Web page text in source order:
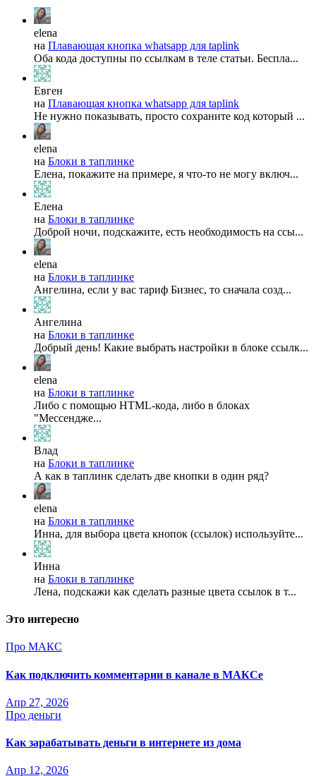
elena
на Плавающая кнопка whatsapp для taplink
Оба кода доступны по ссылкам в теле статьи. Беспла...
Евген
на Плавающая кнопка whatsapp для taplink
Не нужно показывать, просто сохраните код который ...
elena
на Блоки в таплинке
Елена, покажите на примере, я что-то не могу включ...
Елена
на Блоки в таплинке
Доброй ночи, подскажите, есть необходимость на ссы...
elena
на Блоки в таплинке
Ангелина, если у вас тариф Бизнес, то сначала созд...
Ангелина
на Блоки в таплинке
Добрый день! Какие выбрать настройки в блоке ссылк...
elena
на Блоки в таплинке
Либо с помощью HTML-кода, либо в блоках
"Мессендже...
Влад
на Блоки в таплинке
А как в таплинк сделать две кнопки в один ряд?
elena
на Блоки в таплинке
Инна, для выбора цвета кнопок (ссылок) используйте...
Инна
на Блоки в таплинке
Лена, подскажи как сделать разные цвета ссылок в т...
Это интересно
Про МАКС
Как подключить комментарии в канале в МАКСе
Апр 27, 2026
Про деньги
Как зарабатывать деньги в интернете из дома
Апр 12, 2026